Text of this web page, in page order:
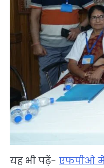
यह भी पढ़ें- एफपीओ